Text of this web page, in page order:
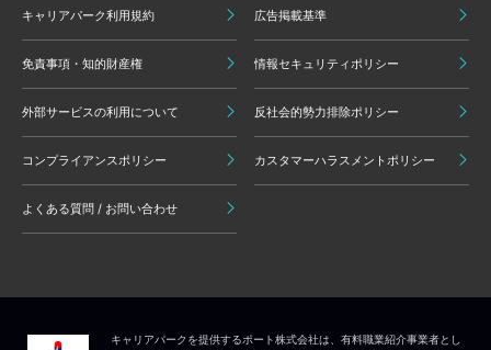
キャリアパーク利用規約 広告掲載基準
免責事項・知的財産権 情報セキュリティポリシー
外部サービスの利用について 反社会的勢力排除ポリシー
コンプライアンスポリシー カスタマーハラスメントポリシー
よくある質問 / お問い合わせ